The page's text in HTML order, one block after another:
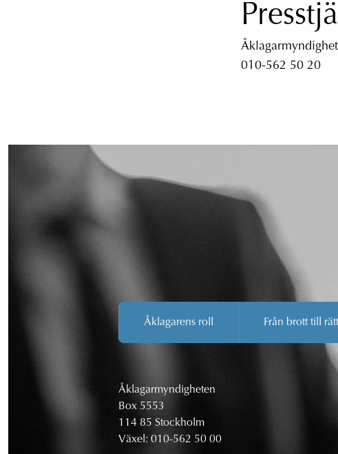
010-562 50 20
Åklagarens roll Från brott till
Åklagarmyndigheten
Box 5553
114 85 Stockholm
Växel: 010-562 50 00